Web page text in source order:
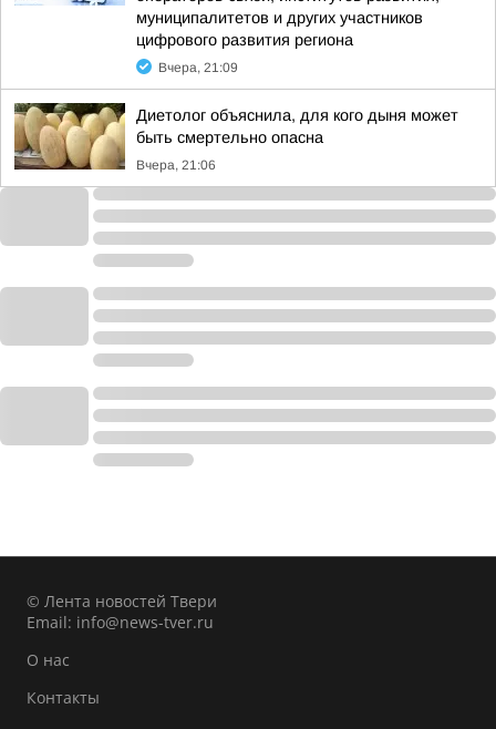
муниципалитетов и других участников
цифрового развития региона
Вчера, 21:09
Диетолог объяснила, для кого дыня может
быть смертельно опасна
Вчера, 21:06
© Лента новостей Твери
Email: info@news-tver.ru
О нас
Контакты